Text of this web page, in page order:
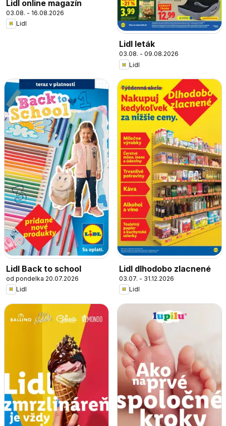
Lidl online magazín
03.08. - 16.08.2026
Lidl
Lidl leták
03.08. - 09.08.2026
Lidl
Lidl Back to school
od pondelka 20.07.2026
Lidl
Lidl dlhodobo zlacnené
03.07. - 31.12.2026
Lidl